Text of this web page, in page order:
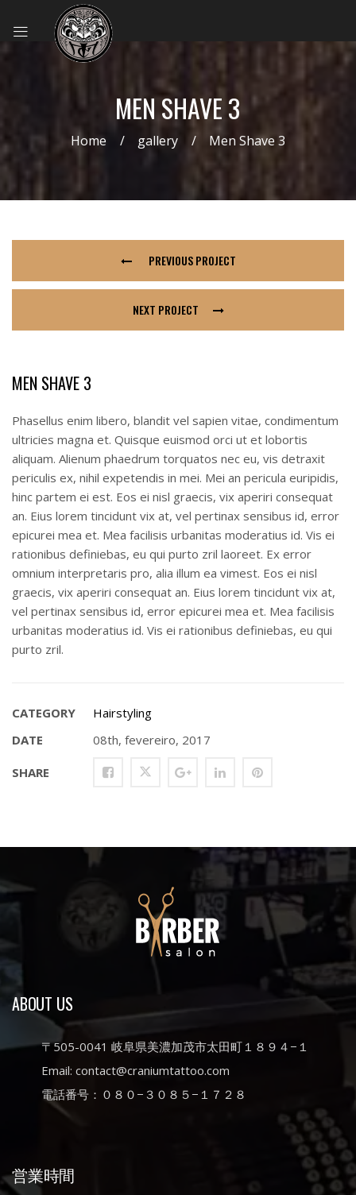
MEN SHAVE 3
Home gallery Men Shave 3
PREVIOUS PROJECT
NEXT PROJECT
MEN SHAVE 3
Phasellus enim libero, blandit vel sapien vitae, condimentum
ultricies magna et. Quisque euismod orci ut et lobortis
aliquam. Alienum phaedrum torquatos nec eu, vis detraxit
periculis ex, nihil expetendis in mei. Mei an pericula euripidis,
hinc partem ei est. Eos ei nisl graecis, vix aperiri consequat
an. Eius lorem tincidunt vix at, vel pertinax sensibus id, error
epicurei mea et. Mea facilisis urbanitas moderatius id. Vis ei
rationibus definiebas, eu qui purto zril laoreet. Ex error
omnium interpretaris pro, alia illum ea vimest. Eos ei nisl
graecis, vix aperiri consequat an. Eius lorem tincidunt vix at,
vel pertinax sensibus id, error epicurei mea et. Mea facilisis
urbanitas moderatius id. Vis ei rationibus definiebas, eu qui
purto zril.
CATEGORY
Hairstyling
DATE
08th, fevereiro, 2017
SHARE
ABOUT US
〒505-0041 岐阜県美濃加茂市太田町１８９４−１
Email: contact@craniumtattoo.com
電話番号：０８０−３０８５−１７２８
営業時間